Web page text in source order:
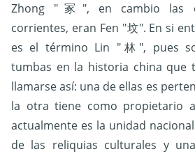
Zhong "冢", en cambio las
corrientes, eran Fen "坟". En si
es el término Lin "林", pues
tumbas en la historia china que
llamarse así: una de ellas es
la otra tiene como propietario
actualmente es la unidad
de las reliquias culturales y